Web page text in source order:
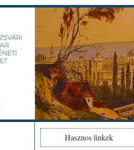
A háttérben részlet a
készített színezett
Hasznos linkek